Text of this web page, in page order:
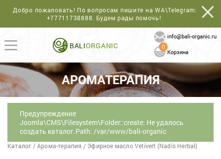
Добро пожаловать! По вопросам пишите на WA\Telegram:
+77711738888. Будем рады помочь!
BALIORGANIC
info@bali-organic.ru
0
Корзина
АРОМАТЕРАПИЯ
Предупреждение
Joomla\CMS\Filesystem\Folder::create: Не удалось
создать каталог.Path: /var/www/bali-organic
Каталог / Арома-терапия / Эфирное масло Vetivert (Nadis Herbal)